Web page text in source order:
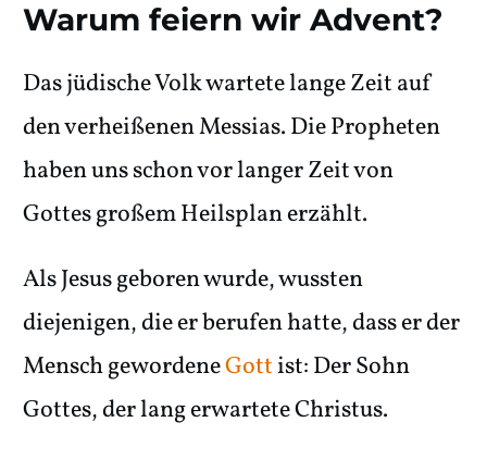
Warum feiern wir Advent?
Das jüdische Volk wartete lange Zeit auf
den verheißenen Messias. Die Propheten
haben uns schon vor langer Zeit von
Gottes großem Heilsplan erzählt.
Als Jesus geboren wurde, wussten
diejenigen, die er berufen hatte, dass er der
Mensch gewordeneGottist: Der Sohn
Gottes, der lang erwartete Christus.